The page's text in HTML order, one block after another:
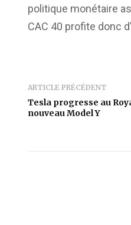
politique monétaire
CAC 40 profite donc
ARTICLE PRÉCÉDENT
Tesla progresse au
nouveau Model Y